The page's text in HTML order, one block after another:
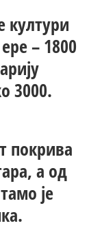
култури
– 1800
3000.
покрива
а од
је